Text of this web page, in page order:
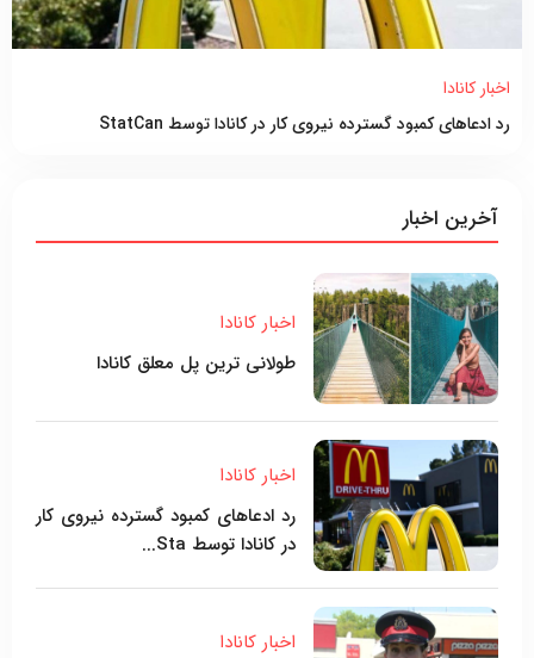
اخبار کانادا
رد ادعاهای کمبود گسترده نیروی کار در کانادا توسط StatCan
آخرین اخبار
اخبار کانادا
طولانی ترین پل معلق کانادا
اخبار کانادا
رد ادعاهای کمبود گسترده نیروی کار
در کانادا توسط Sta...
اخبار کانادا